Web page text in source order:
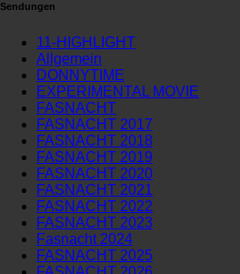
Sendungen
11-HIGHLIGHT
Allgemein
DONNYTIME
EXPERIMENTAL MOVIE
FASNACHT
FASNACHT 2017
FASNACHT 2018
FASNACHT 2019
FASNACHT 2020
FASNACHT 2021
FASNACHT 2022
FASNACHT 2023
Fasnacht 2024
FASNACHT 2025